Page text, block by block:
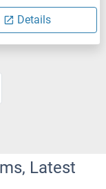
Details
Latest